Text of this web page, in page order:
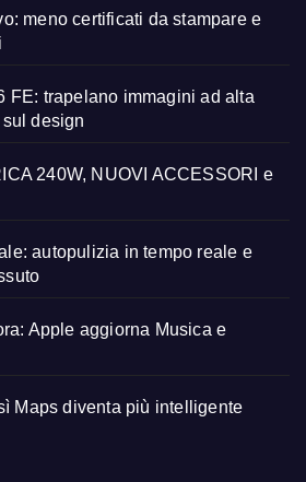
meno certificati da stampare e
FE: trapelano immagini ad alta
design
240W, NUOVI ACCESSORI e
autopulizia in tempo reale e
Apple aggiorna Musica e
Maps diventa più intelligente